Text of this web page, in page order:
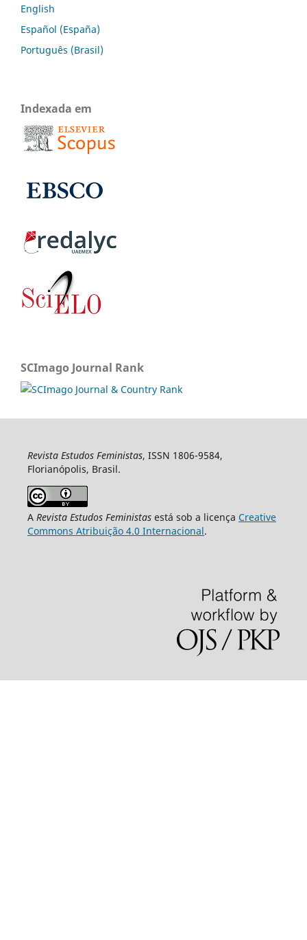
English
Español (España)
Português (Brasil)
Indexada em
SCImago Journal Rank
Revista Estudos Feministas, ISSN 1806-9584,
Florianópolis, Brasil.
A Revista Estudos Feministasestá sob a licença Creative
Commons Atribuição 4.0 Internacional.